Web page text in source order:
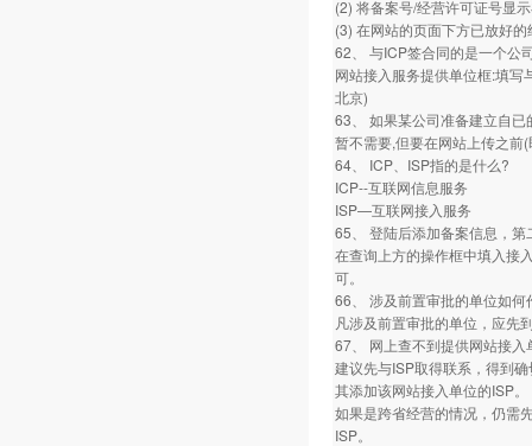
(2) 将备案号/经营许可证号显
(3) 在网站的页面下方已放好
62、 与ICP签合同的是一个公
网站接入服务提供单位框:填
北京)
63、 如果某公司准备建立自
暂不需要,但要在网站上传之前
64、 ICP、ISP指的是什么?
ICP--互联网信息服务
ISP—互联网接入服务
65、 登陆后添加备案信息，
在查询上方的操作框中填入接
可。
66、 涉及前置审批的单位如何
凡涉及前置审批的单位，应先
67、 网上查不到提供网站接
建议先与ISP取得联系，得到
其添加该网站接入单位的ISP。
如果是跨省经营的情况，仍需
ISP。